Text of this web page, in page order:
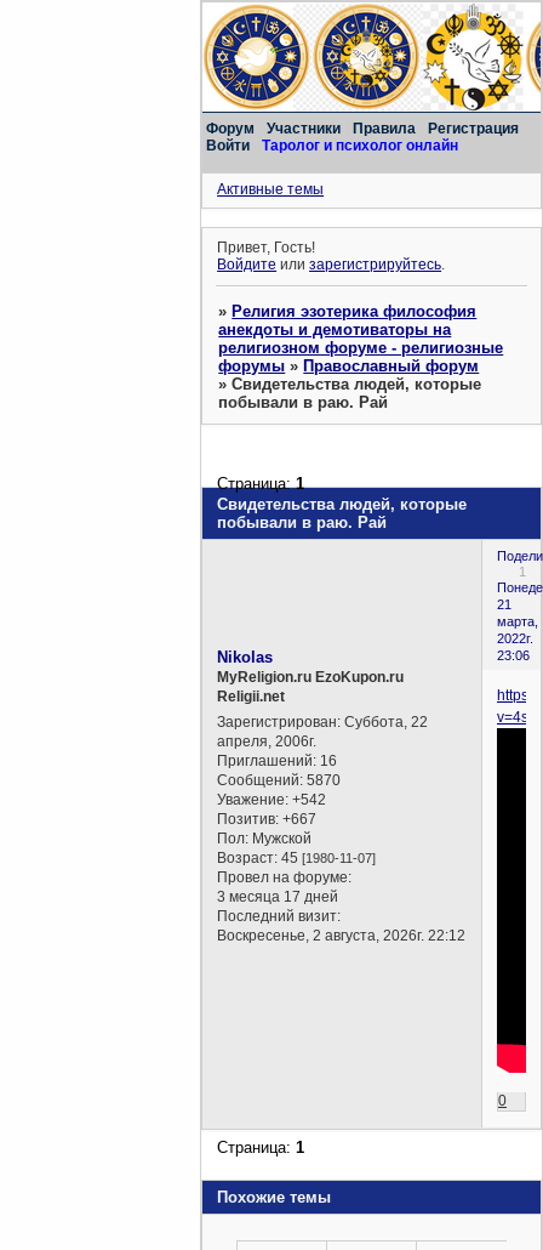
Форум Участники Правила
Регистрация
Войти
Таролог и психолог онлайн
Активные темы
Привет, Гость!
Войдите илизарегистрируйтесь.
»Религия эзотерика философия
анекдоты и демотиваторы на
религиозном форуме - религиозные
форумы »Православный форум
»Свидетельства людей, которые
побывали в раю. Рай
Свидетельства людей, которые
побывали в раю. Рай
Страница:1
1
21
марта,
2022г.
23:06
Nikolas
MyReligion.ru EzoKupon.ru
Religii.net
Зарегистрирован: Суббота, 22
апреля, 2006г.
Приглашений: 16
Сообщений: 5870
Уважение: +542
Позитив: +667
Пол: Мужской
Возраст: 45[1980-11-07]
Провел на форуме:
3 месяца 17 дней
Последний визит:
Воскресенье, 2 августа, 2026г. 22:12
0
Страница:1
Похожие темы